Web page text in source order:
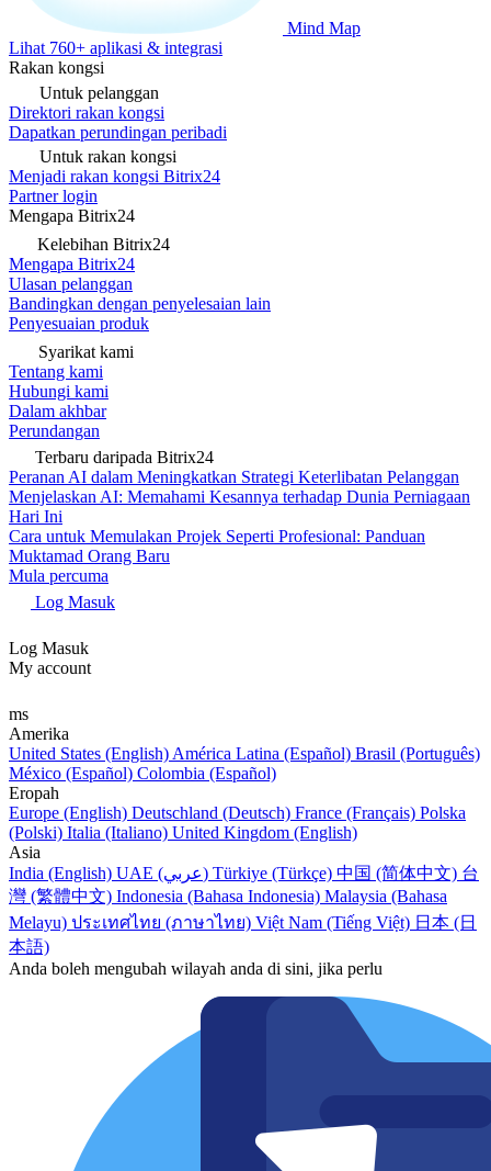
Mind Map
Lihat 760+ aplikasi & integrasi
Rakan kongsi
Untuk pelanggan
Direktori rakan kongsi
Dapatkan perundingan peribadi
Untuk rakan kongsi
Menjadi rakan kongsi Bitrix24
Partner login
Mengapa Bitrix24
Kelebihan Bitrix24
Mengapa Bitrix24
Ulasan pelanggan
Bandingkan dengan penyelesaian lain
Penyesuaian produk
Syarikat kami
Tentang kami
Hubungi kami
Dalam akhbar
Perundangan
Terbaru daripada Bitrix24
Peranan AI dalam Meningkatkan Strategi Keterlibatan Pelanggan
Menjelaskan AI: Memahami Kesannya terhadap Dunia Perniagaan
Hari Ini
Cara untuk Memulakan Projek Seperti Profesional: Panduan
Muktamad Orang Baru
Mula percuma
Log Masuk
Log Masuk
My account
ms
Amerika
United States (English) América Latina (Español) Brasil (Português)
México (Español) Colombia (Español)
Eropah
Europe (English) Deutschland (Deutsch) France (Français) Polska
(Polski) Italia (Italiano) United Kingdom (English)
Asia
India (English)
UAE (عربي) Türkiye (Türkçe) 中国 (简体中文) 台
灣 (繁體中文) Indonesia (Bahasa Indonesia) Malaysia (Bahasa
Melayu) ประเทศไทย (ภาษาไทย) Việt Nam (Tiếng Việt) 日本 (日
本語)
Anda boleh mengubah wilayah anda di sini, jika perlu